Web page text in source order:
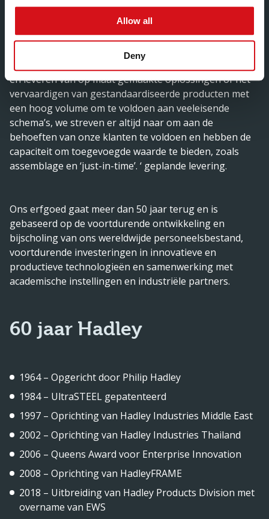
Allow all
Deny
nieuwste interne technologische ondersteuning en
geautomatiseerde ontwerpsystemen.
Of het nu gaat om het ontwerpen, prototypen, testen
en leveren van op maat gemaakte oplossingen of het
vervaardigen van gestandaardiseerde producten met
een hoog volume om te voldoen aan veeleisende
schema’s, we streven er altijd naar om aan de
behoeften van onze klanten te voldoen en hebben de
capaciteit om toegevoegde waarde te bieden, zoals
assemblage en ‘just-in-time’. ‘ geplande levering.
Ons erfgoed gaat meer dan 50 jaar terug en is
gebaseerd op de voortdurende ontwikkeling en
bijscholing van ons wereldwijde personeelsbestand,
voortdurende investeringen in innovatieve en
productieve technologieën en samenwerking met
academische instellingen en industriële partners.
60 jaar Hadley
1964 – Opgericht door Philip Hadley
1984 – UltraSTEEL gepatenteerd
1997 – Oprichting van Hadley Industries Middle East
2002 – Oprichting van Hadley Industries Thailand
2006 – Queens Award voor Enterprise Innovation
2008 – Oprichting van HadleyFRAME
2018 – Uitbreiding van Hadley Products Division met
overname van EWS